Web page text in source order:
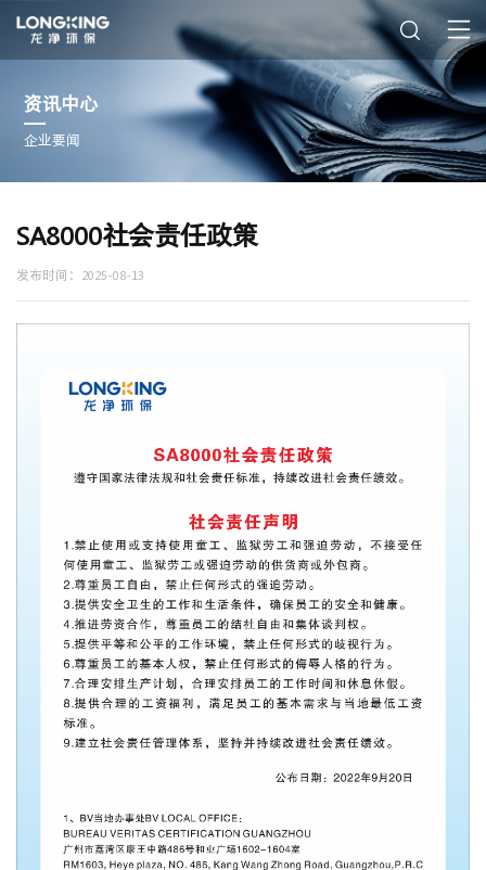
资讯中心
企业要闻
SA8000社会责任政策
发布时间：2025-08-13